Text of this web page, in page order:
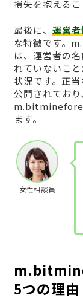
損失を抱えるこ
最後に、 運営
な特徴です。
は、運営者の
れていないこ
状況です。正
公開されており
ます。
女性相談員
5つの理由